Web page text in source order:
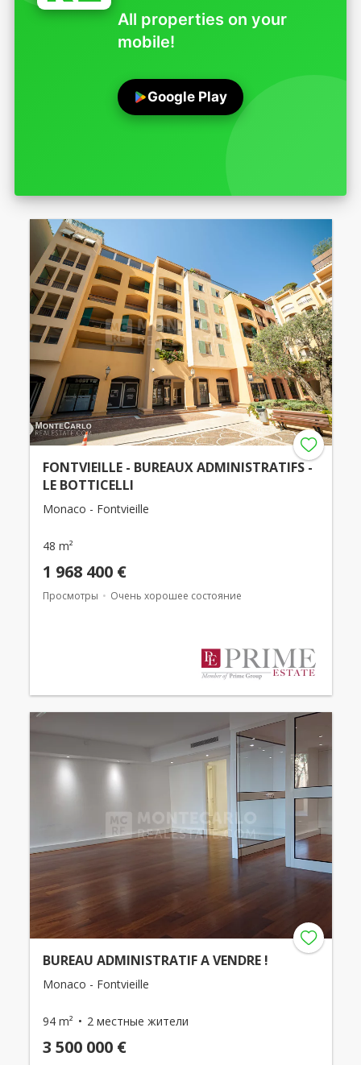
All properties on your
mobile!
Google Play
FONTVIEILLE - BUREAUX ADMINISTRATIFS -
LE BOTTICELLI
Monaco - Fontvieille
48 m²
1 968 400 €
Просмотры Очень хорошее состояние
BUREAU ADMINISTRATIF A VENDRE !
Monaco - Fontvieille
94 m² 2 местные жители
3 500 000 €